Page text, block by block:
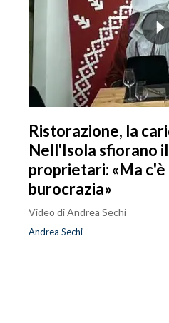
Ristorazione, la
Nell'Isola sfiorano
proprietari: «Ma
burocrazia»
Video di Andrea Sechi
Andrea Sechi